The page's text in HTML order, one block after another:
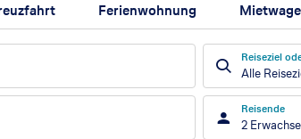
Ferienwohnung
Reiseziel
Alle
Reisende
2